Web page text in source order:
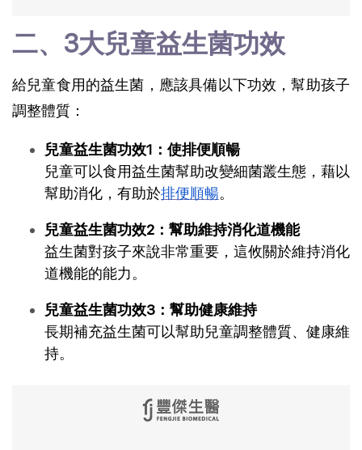
二、3大兒童益生菌功效
給兒童食用的益生菌，應該具備以下功效，幫助孩子
調整體質：
兒童益生菌功效1：使排便順暢
兒童可以食用益生菌幫助改變細菌叢生態，藉以
幫助消化，有助於排便順暢。
兒童益生菌功效2：幫助維持消化道機能
益生菌對孩子來說非常重要，這攸關於維持消化
道機能的能力。
兒童益生菌功效3：幫助健康維持
長期補充益生菌可以幫助兒童調整體質、健康維
持。